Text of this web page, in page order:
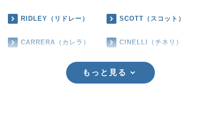
RIDLEY（リドレー） SCOTT（スコット）
CARRERA（カレラ） CINELLI（チネリ）
もっと見る